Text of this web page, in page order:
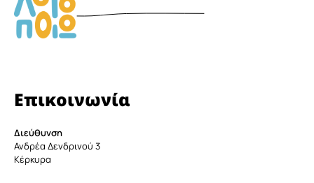
Επικοινωνία
Διεύθυνση
Ανδρέα Δενδρινού 3
Κέρκυρα